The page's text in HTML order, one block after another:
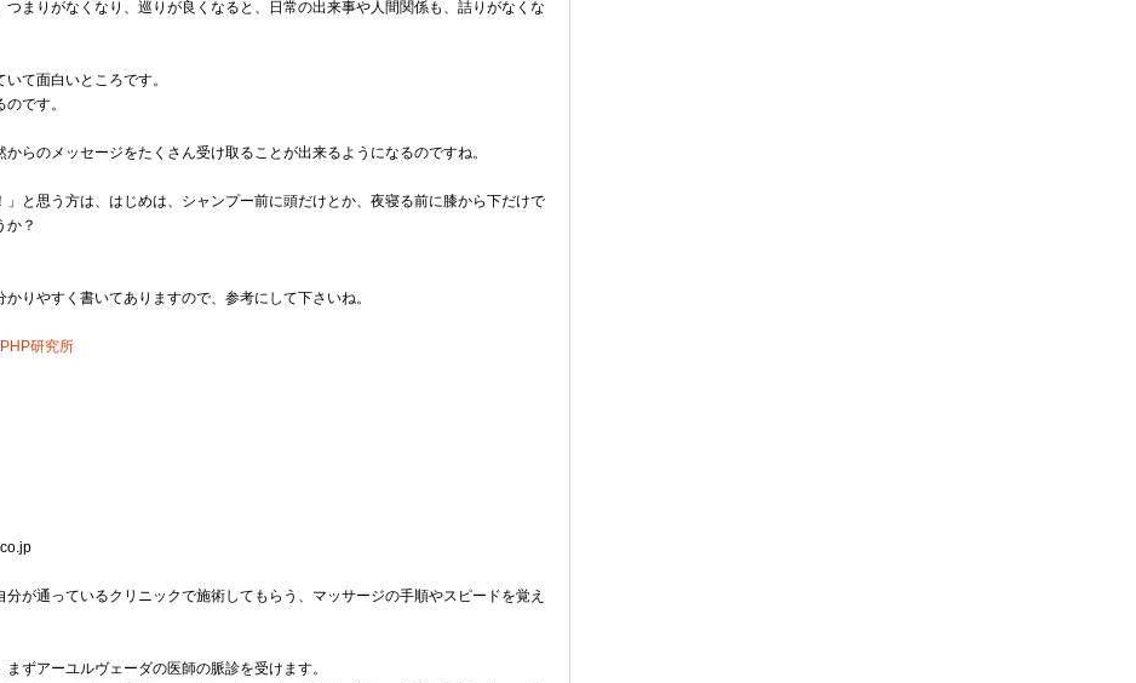
まりがなくなり、巡りが良くなると、日常の出来事や人間関係も、詰りがなくな
て面白いところです。
です。
らのメッセージをたくさん受け取ることが出来るようになるのですね。
」と思う方は、はじめは、シャンプー前に頭だけとか、夜寝る前に膝から下だけで
か？
りやすく書いてありますので、参考にして下さいね。
研究所
が通っているクリニックで施術してもらう、マッサージの手順やスピードを覚え
ずアーユルヴェーダの医師の脈診を受けます。